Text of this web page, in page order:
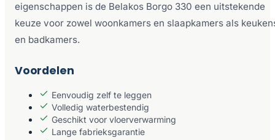
eigenschappen is de Belakos Borgo 330 een uitstekende
keuze voor zowel woonkamers en slaapkamers als
en badkamers.
Voordelen
Eenvoudig zelf te leggen
Volledig waterbestendig
Geschikt voor vloerverwarming
Lange fabrieksgarantie